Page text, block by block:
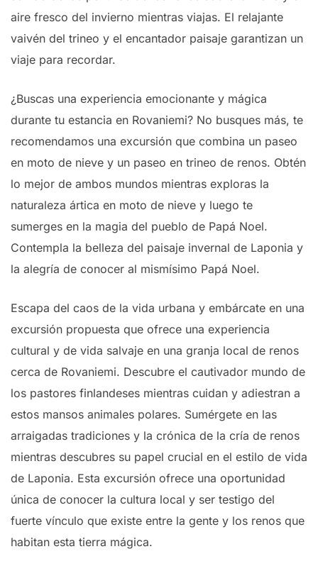
aire fresco del invierno mientras viajas. El relajante
vaivén del trineo y el encantador paisaje garantizan un
viaje para recordar.
¿Buscas una experiencia emocionante y mágica
durante tu estancia en Rovaniemi? No busques más, te
recomendamos una excursión que combina un paseo
en moto de nieve y un paseo en trineo de renos. Obtén
lo mejor de ambos mundos mientras exploras la
naturaleza ártica en moto de nieve y luego te
sumerges en la magia del pueblo de Papá Noel.
Contempla la belleza del paisaje invernal de Laponia y
la alegría de conocer al mismísimo Papá Noel.
Escapa del caos de la vida urbana y embárcate en una
excursión propuesta que ofrece una experiencia
cultural y de vida salvaje en una granja local de renos
cerca de Rovaniemi. Descubre el cautivador mundo de
los pastores finlandeses mientras cuidan y adiestran a
estos mansos animales polares. Sumérgete en las
arraigadas tradiciones y la crónica de la cría de renos
mientras descubres su papel crucial en el estilo de vida
de Laponia. Esta excursión ofrece una oportunidad
única de conocer la cultura local y ser testigo del
fuerte vínculo que existe entre la gente y los renos que
habitan esta tierra mágica.